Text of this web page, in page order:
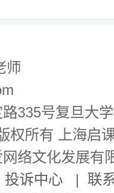
师
335号复旦大
权所有 上海启
络文化发展有
投诉中心 | 联